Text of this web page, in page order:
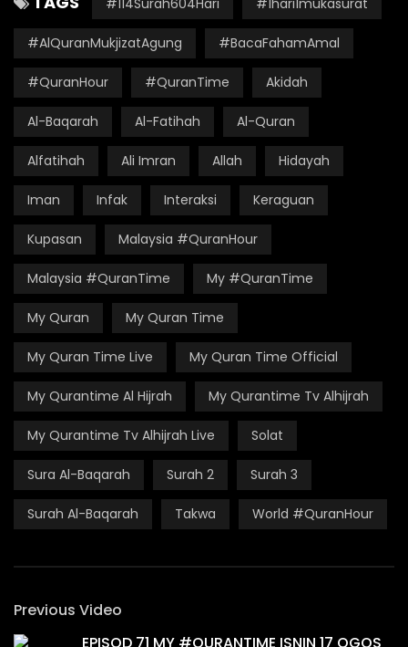
#114Surah604Hari #1hari1mukasurat
#AlQuranMukjizatAgung #BacaFahamAmal
#QuranHour #QuranTime Akidah
Al-Baqarah Al-Fatihah Al-Quran
Alfatihah Ali Imran Allah Hidayah
Iman Infak Interaksi Keraguan
Kupasan Malaysia #QuranHour
Malaysia #QuranTime My #QuranTime
My Quran My Quran Time
My Quran Time Live My Quran Time Official
My Qurantime Al Hijrah My Qurantime Tv Alhijrah
My Qurantime Tv Alhijrah Live Solat
Sura Al-Baqarah Surah 2 Surah 3
Surah Al-Baqarah Takwa World #QuranHour
Previous Video
EPISOD 71 MY #QURANTIME ISNIN 17 OGOS